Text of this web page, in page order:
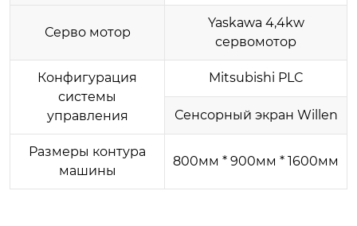
Серво мотор
Yaskawa 4,4kw
сервомотор
Конфигурация
системы
управления
Mitsubishi PLC
Сенсорный экран Willen
Размеры контура
машины
800мм * 900мм * 1600мм